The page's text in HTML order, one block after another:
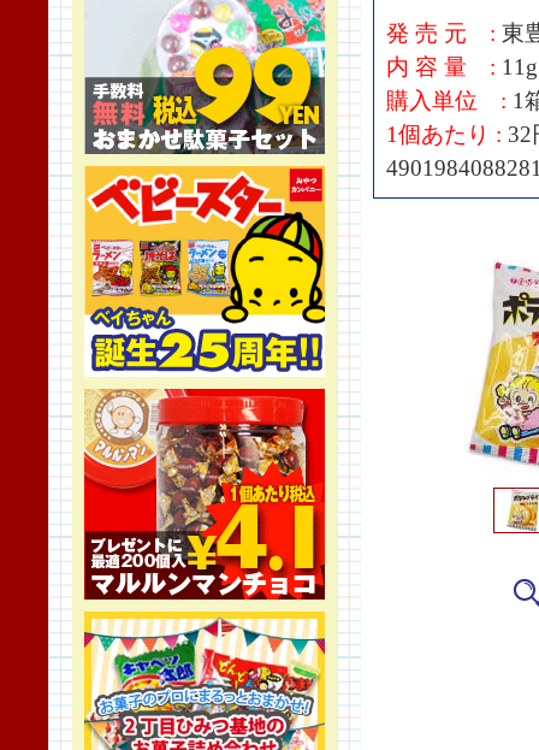
発 売 元 : 東
内 容 量 : 11g
購入単位 : 1
1個あたり : 32